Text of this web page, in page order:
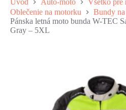
Úvod Auto-moto
Všetko pre
Oblečenie na motorku
Bundy
Pánska letná moto bunda W-TEC
Gray – 5XL